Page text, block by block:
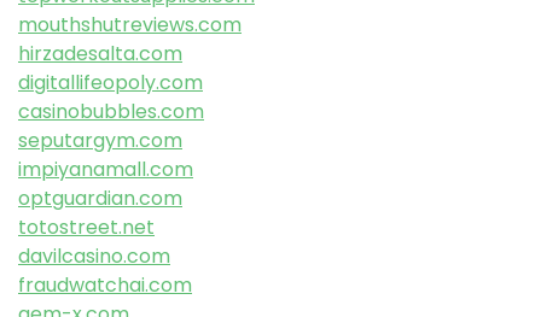
mouthshutreviews.com
hirzadesalta.com
digitallifeopoly.com
casinobubbles.com
seputargym.com
impiyanamall.com
optguardian.com
totostreet.net
davilcasino.com
fraudwatchai.com